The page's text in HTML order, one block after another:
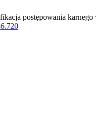
postępowania